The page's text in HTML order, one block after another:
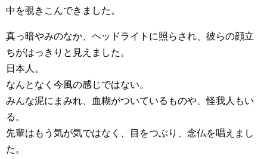
中を覗きこんできました。
真っ暗やみのなか、ヘッドライトに照らされ、彼らの顔立
ちがはっきりと見えました。
日本人。
なんとなく今風の感じではない。
みんな泥にまみれ、血糊がついているものや、怪我人もい
る。
先輩はもう気が気ではなく、目をつぶり、念仏を唱えまし
た。